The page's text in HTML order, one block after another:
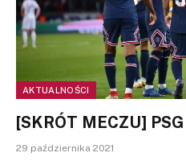
AKTUALNOŚCI
[SKRÓT MECZU] PSG
29 października 2021